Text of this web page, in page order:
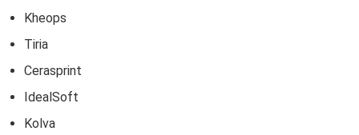
Kheops
Tiria
Cerasprint
IdealSoft
Kolva